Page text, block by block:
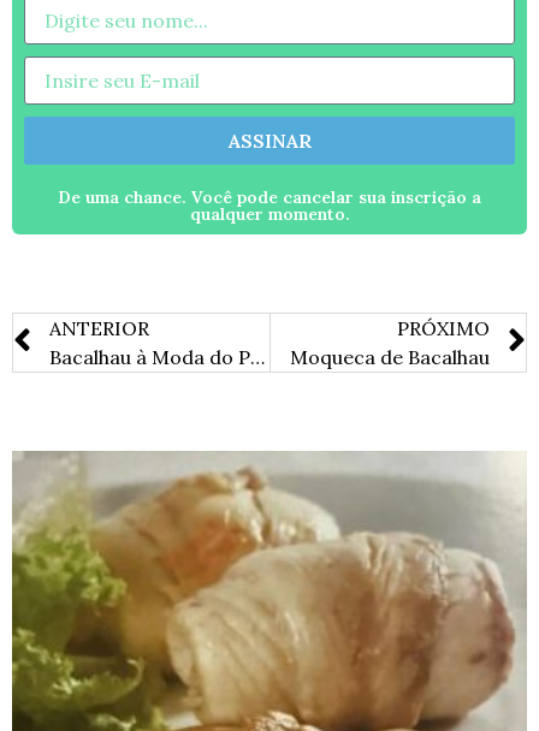
ASSINAR
De uma chance. Você pode cancelar sua inscrição a
qualquer momento.
ANTERIOR
Bacalhau à Moda do Porto
PRÓXIMO
Moqueca de Bacalhau